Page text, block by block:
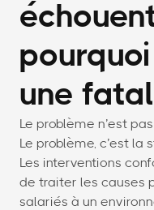
une
Le problème n’est
Le problème, c’est la
Les interventions
de traiter les causes
salariés à un